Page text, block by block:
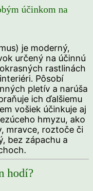
účinkom na
je moderný,
určený na účinnú
rastlinách
Pôsobí
pletív a narúša
ich ďalšiemu
vošiek účinkuje aj
hmyzu, ako
mravce, roztoče či
bez zápachu a
hodí?